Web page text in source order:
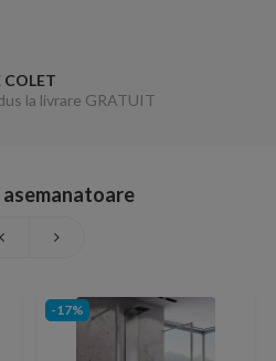
COLET
la livrare GRATUIT
-17%